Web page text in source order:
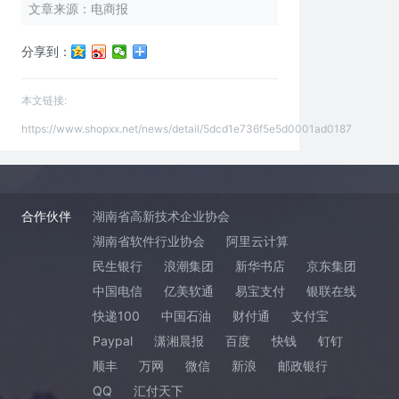
文章来源：电商报
分享到：
本文链接:
https://www.shopxx.net/news/detail/5dcd1e736f5e5d0001ad0187
合作伙伴
湖南省高新技术企业协会
湖南省软件行业协会
阿里云计算
民生银行
浪潮集团 新华书店
京东集团
中国电信
亿美软通 易宝支付
银联在线
快递100
中国石油 财付通
支付宝
Paypal
潇湘晨报 百度 快钱
钉钉
顺丰
万网 微信 新浪
邮政银行
QQ
汇付天下